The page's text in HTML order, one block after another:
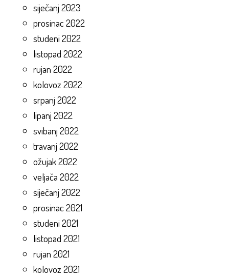
siječanj 2023
prosinac 2022
studeni 2022
listopad 2022
rujan 2022
kolovoz 2022
srpanj 2022
lipanj 2022
svibanj 2022
travanj 2022
ožujak 2022
veljača 2022
siječanj 2022
prosinac 2021
studeni 2021
listopad 2021
rujan 2021
kolovoz 2021